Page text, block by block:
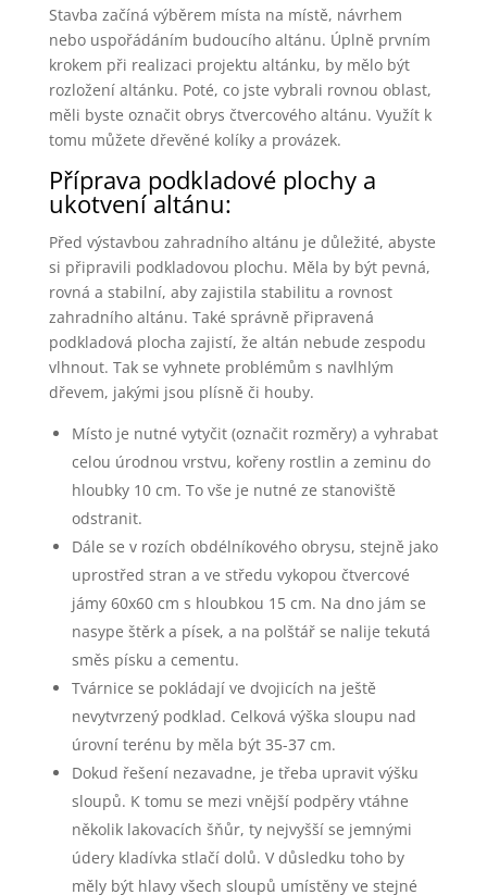
Stavba začíná výběrem místa na místě, návrhem
nebo uspořádáním budoucího altánu. Úplně prvním
krokem při realizaci projektu altánku, by mělo být
rozložení altánku. Poté, co jste vybrali rovnou oblast,
měli byste označit obrys čtvercového altánu. Využít k
tomu můžete dřevěné kolíky a provázek.
Příprava podkladové plochy a
ukotvení altánu:
Před výstavbou zahradního altánu je důležité, abyste
si připravili podkladovou plochu. Měla by být pevná,
rovná a stabilní, aby zajistila stabilitu a rovnost
zahradního altánu. Také správně připravená
podkladová plocha zajistí, že altán nebude zespodu
vlhnout. Tak se vyhnete problémům s navlhlým
dřevem, jakými jsou plísně či houby.
Místo je nutné vytyčit (označit rozměry) a vyhrabat
celou úrodnou vrstvu, kořeny rostlin a zeminu do
hloubky 10 cm. To vše je nutné ze stanoviště
odstranit.
Dále se v rozích obdélníkového obrysu, stejně jako
uprostřed stran a ve středu vykopou čtvercové
jámy 60x60 cm s hloubkou 15 cm. Na dno jám se
nasype štěrk a písek, a na polštář se nalije tekutá
směs písku a cementu.
Tvárnice se pokládají ve dvojicích na ještě
nevytvrzený podklad. Celková výška sloupu nad
úrovní terénu by měla být 35-37 cm.
Dokud řešení nezavadne, je třeba upravit výšku
sloupů. K tomu se mezi vnější podpěry vtáhne
několik lakovacích šňůr, ty nejvyšší se jemnými
údery kladívka stlačí dolů. V důsledku toho by
měly být hlavy všech sloupů umístěny ve stejné